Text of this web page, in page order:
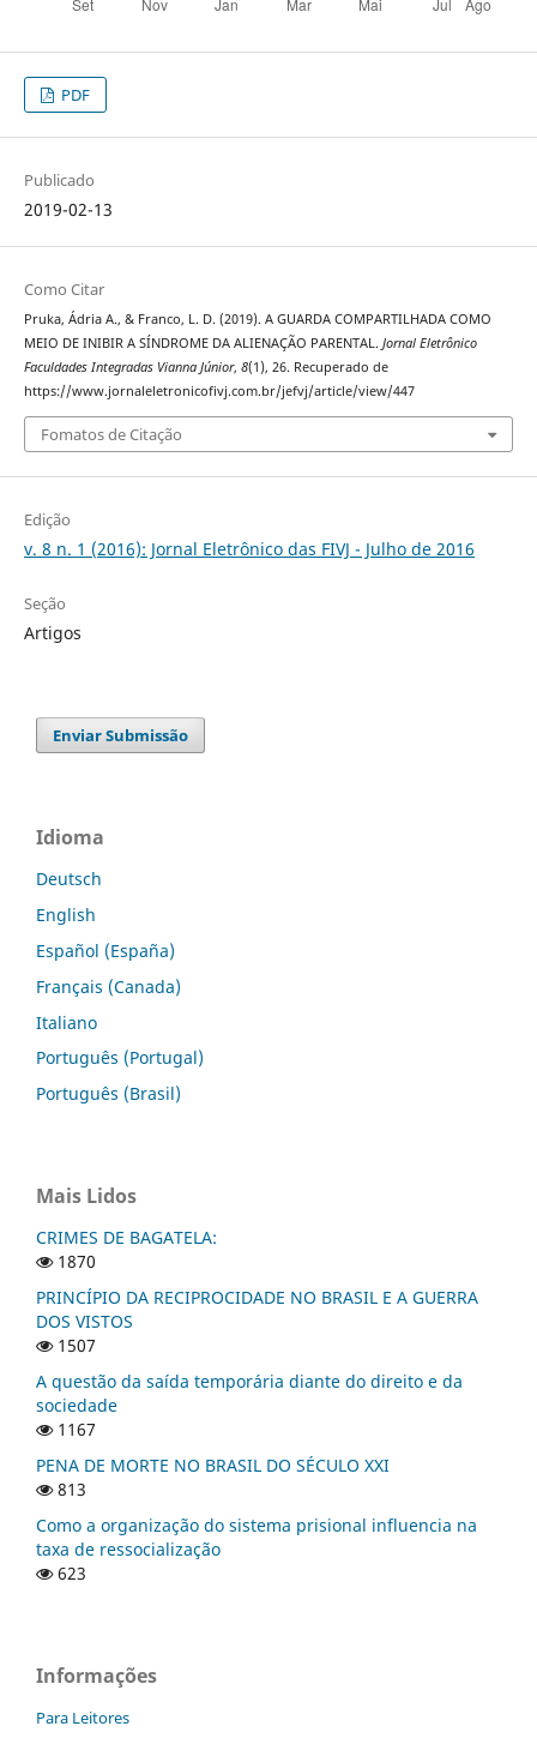
PDF
Publicado
2019-02-13
Como Citar
Pruka, Ádria A., & Franco, L. D. (2019). A GUARDA COMPARTILHADA COMO
MEIO DE INIBIR A SÍNDROME DA ALIENAÇÃO PARENTAL. Jornal Eletrônico
Faculdades Integradas Vianna Júnior, 8(1), 26. Recuperado de
https://www.jornaleletronicofivj.com.br/jefvj/article/view/447
Fomatos de Citação
Edição
v. 8 n. 1 (2016): Jornal Eletrônico das FIVJ - Julho de 2016
Seção
Artigos
Enviar Submissão
Idioma
Deutsch
English
Español (España)
Français (Canada)
Italiano
Português (Portugal)
Português (Brasil)
Mais Lidos
CRIMES DE BAGATELA:
1870
PRINCÍPIO DA RECIPROCIDADE NO BRASIL E A GUERRA
DOS VISTOS
1507
A questão da saída temporária diante do direito e da
sociedade
1167
PENA DE MORTE NO BRASIL DO SÉCULO XXI
813
Como a organização do sistema prisional influencia na
taxa de ressocialização
623
Informações
Para Leitores